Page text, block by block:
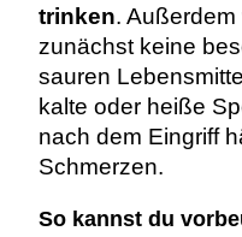
trinken.
zunächst keine
sauren
kalte oder heiße
nach dem Eingriff
Schmerzen.
So kannst du